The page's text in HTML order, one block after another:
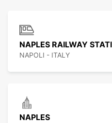
NAPLES RAILWAY
NAPOLI - ITALY
NAPLES